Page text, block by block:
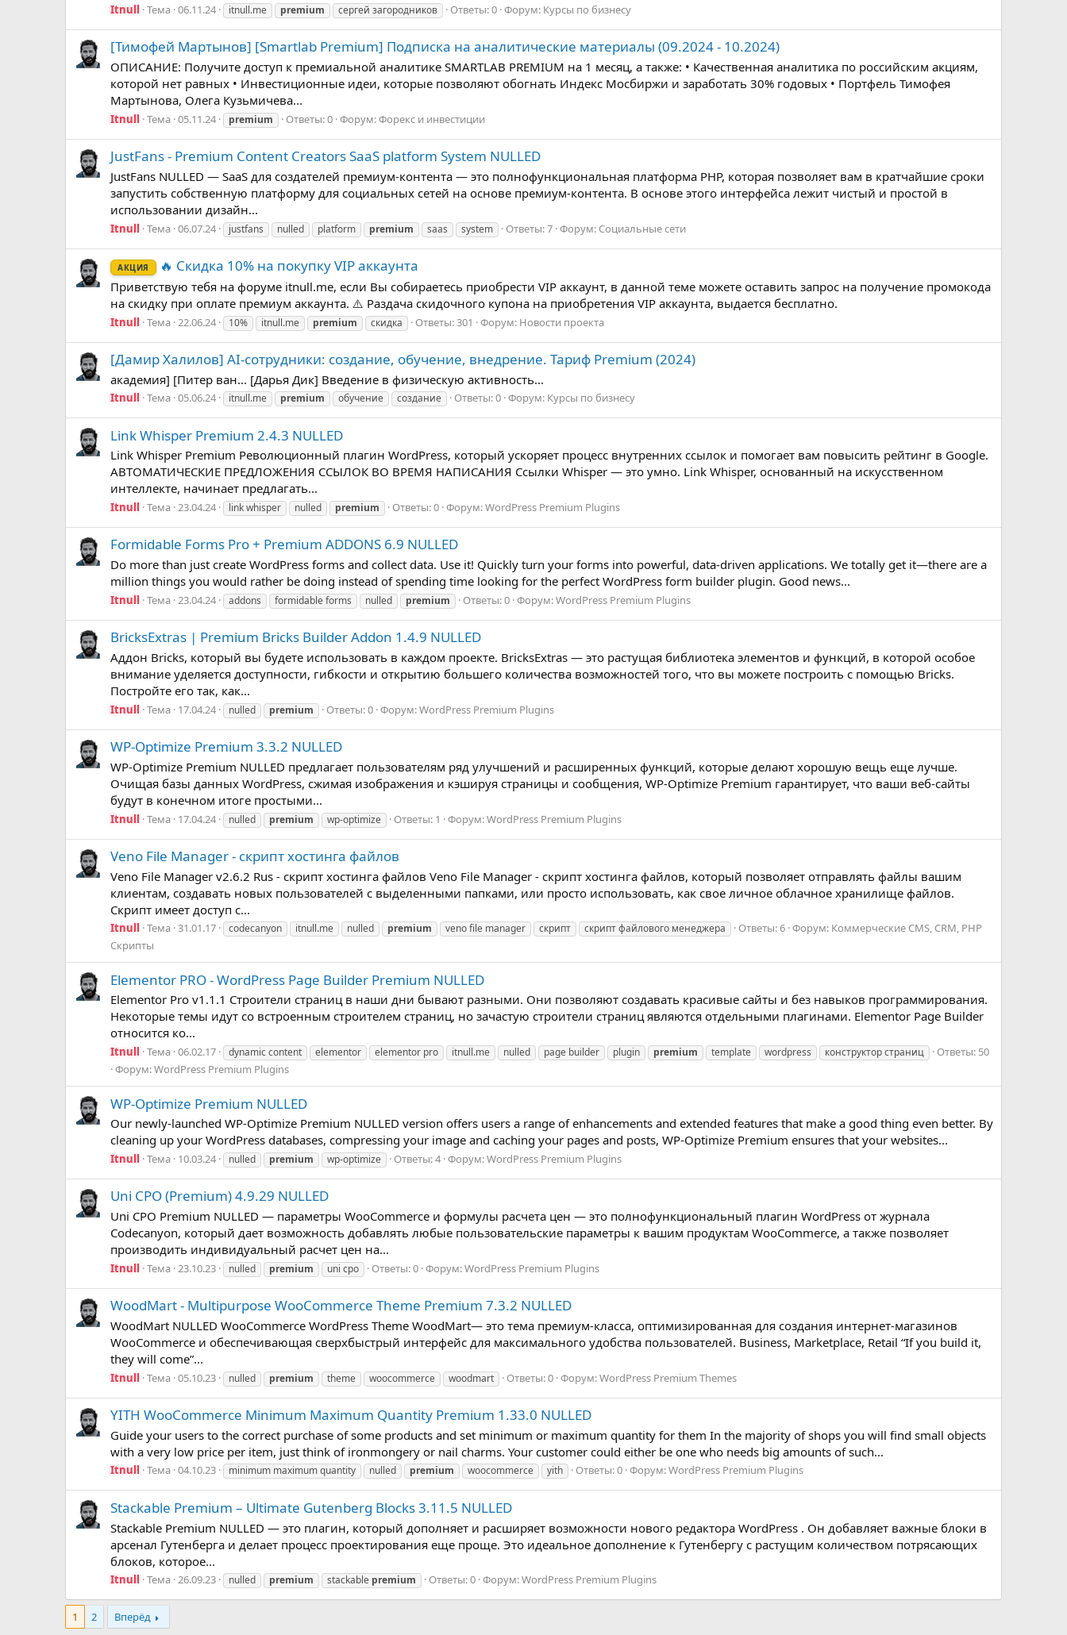
Itnull Тема 06.11.24 itnull.me premium сергей загородников Ответы: 0 Форум: Курсы по бизнесу
[Тимофей Мартынов] [Smartlab Premium] Подписка на аналитические материалы (09.2024 - 10.2024)
ОПИСАНИЕ: Получите доступ к премиальной аналитике SMARTLAB PREMIUM на 1 месяц, а также: • Качественная аналитика по российским акциям,
которой нет равных • Инвестиционные идеи, которые позволяют обогнать Индекс Мосбиржи и заработать 30% годовых • Портфель Тимофея
Мартынова, Олега Кузьмичева...
Itnull Тема 05.11.24 premium Ответы: 0 Форум:Форекс и инвестиции
JustFans - Premium Content Creators SaaS platform System NULLED
JustFans NULLED — SaaS для создателей премиум-контента — это полнофункциональная платформа PHP, которая позволяет вам в кратчайшие сроки
запустить собственную платформу для социальных сетей на основе премиум-контента. В основе этого интерфейса лежит чистый и простой в
использовании дизайн...
Itnull Тема 06.07.24 justfans nulled platform premium saas system Ответы: 7 Форум: Социальные сети
АКЦИЯ 🔥 Скидка 10% на покупку VIP аккаунта
Приветствую тебя на форуме itnull.me, если Вы собираетесь приобрести VIP аккаунт, в данной теме можете оставить запрос на получение промокода
на скидку при оплате премиум аккаунта. ⚠️ Раздача скидочного купона на приобретения VIP аккаунта, выдается бесплатно.
Itnull Тема 22.06.24 10% itnull.me premium скидка Ответы: 301 Форум: Новости проекта
[Дамир Халилов] AI-сотрудники: создание, обучение, внедрение. Тариф Premium (2024)
академия] [Питер ван... [Дарья Дик] Введение в физическую активность...
Itnull Тема 05.06.24 itnull.me premium обучение создание Ответы: 0 Форум: Курсы по бизнесу
Link Whisper Premium 2.4.3 NULLED
Link Whisper Premium Революционный плагин WordPress, который ускоряет процесс внутренних ссылок и помогает вам повысить рейтинг в Google.
АВТОМАТИЧЕСКИЕ ПРЕДЛОЖЕНИЯ ССЫЛОК ВО ВРЕМЯ НАПИСАНИЯ Ссылки Whisper — это умно. Link Whisper, основанный на искусственном
интеллекте, начинает предлагать...
Itnull Тема 23.04.24 link whisper nulled premium Ответы: 0 Форум:WordPress Premium Plugins
Formidable Forms Pro + Premium ADDONS 6.9 NULLED
Do more than just create WordPress forms and collect data. Use it! Quickly turn your forms into powerful, data-driven applications. We totally get it—there are a
million things you would rather be doing instead of spending time looking for the perfect WordPress form builder plugin. Good news...
Itnull Тема 23.04.24 addons formidable forms nulled premium Ответы: 0 Форум:WordPress Premium Plugins
BricksExtras | Premium Bricks Builder Addon 1.4.9 NULLED
Аддон Bricks, который вы будете использовать в каждом проекте. BricksExtras — это растущая библиотека элементов и функций, в которой особое
внимание уделяется доступности, гибкости и открытию большего количества возможностей того, что вы можете построить с помощью Bricks.
Постройте его так, как...
Itnull Тема 17.04.24 nulled premium Ответы: 0 Форум:WordPress Premium Plugins
WP-Optimize Premium 3.3.2 NULLED
WP-Optimize Premium NULLED предлагает пользователям ряд улучшений и расширенных функций, которые делают хорошую вещь еще лучше.
Очищая базы данных WordPress, сжимая изображения и кэшируя страницы и сообщения, WP-Optimize Premium гарантирует, что ваши веб-сайты
будут в конечном итоге простыми...
Itnull Тема 17.04.24 nulled premium wp-optimize Ответы: 1 Форум:WordPress Premium Plugins
Veno File Manager - скрипт хостинга файлов
Veno File Manager v2.6.2 Rus - скрипт хостинга файлов Veno File Manager - скрипт хостинга файлов, который позволяет отправлять файлы вашим
клиентам, создавать новых пользователей с выделенными папками, или просто использовать, как свое личное облачное хранилище файлов.
Скрипт имеет доступ с...
Itnull Тема 31.01.17 codecanyon itnull.me nulled premium veno file manager скрипт скрипт файлового менеджера Ответы: 6 Форум: Коммерческие CMS, CRM, PHP
Скрипты
Elementor PRO - WordPress Page Builder Premium NULLED
Elementor Pro v1.1.1 Строители страниц в наши дни бывают разными. Они позволяют создавать красивые сайты и без навыков программирования.
Некоторые темы идут со встроенным строителем страниц, но зачастую строители страниц являются отдельными плагинами. Elementor Page Builder
относится ко...
Itnull Тема 06.02.17 dynamic content elementor elementor pro itnull.me nulled page builder plugin premium template wordpress конструктор страниц
Ответы: 50
Форум:WordPress Premium Plugins
WP-Optimize Premium NULLED
Our newly-launched WP-Optimize Premium NULLED version offers users a range of enhancements and extended features that make a good thing even better. By
cleaning up your WordPress databases, compressing your image and caching your pages and posts, WP-Optimize Premium ensures that your websites...
Itnull Тема 10.03.24 nulled premium wp-optimize Ответы: 4 Форум:WordPress Premium Plugins
Uni CPO (Premium) 4.9.29 NULLED
Uni CPO Premium NULLED — параметры WooCommerce и формулы расчета цен — это полнофункциональный плагин WordPress от журнала
Codecanyon, который дает возможность добавлять любые пользовательские параметры к вашим продуктам WooCommerce, а также позволяет
производить индивидуальный расчет цен на...
Itnull Тема 23.10.23 nulled premium uni cpo Ответы: 0 Форум:WordPress Premium Plugins
WoodMart - Multipurpose WooCommerce Theme Premium 7.3.2 NULLED
WoodMart NULLED WooCommerce WordPress Theme WoodMart— это тема премиум-класса, оптимизированная для создания интернет-магазинов
WooCommerce и обеспечивающая сверхбыстрый интерфейс для максимального удобства пользователей. Business, Marketplace, Retail “If you build it,
they will come”...
Itnull Тема 05.10.23 nulled premium theme woocommerce woodmart Ответы: 0 Форум:WordPress Premium Themes
YITH WooCommerce Minimum Maximum Quantity Premium 1.33.0 NULLED
Guide your users to the correct purchase of some products and set minimum or maximum quantity for them In the majority of shops you will find small objects
with a very low price per item, just think of ironmongery or nail charms. Your customer could either be one who needs big amounts of such...
Itnull Тема 04.10.23 minimum maximum quantity nulled premium woocommerce yith Ответы: 0 Форум:WordPress Premium Plugins
Stackable Premium – Ultimate Gutenberg Blocks 3.11.5 NULLED
Stackable Premium NULLED — это плагин, который дополняет и расширяет возможности нового редактора WordPress . Он добавляет важные блоки в
арсенал Гутенберга и делает процесс проектирования еще проще. Это идеальное дополнение к Гутенбергу с растущим количеством потрясающих
блоков, которое...
Itnull Тема 26.09.23 nulled premium stackable premium Ответы: 0 Форум:WordPress Premium Plugins
1 2 Вперёд